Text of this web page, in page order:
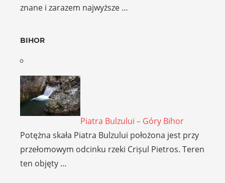
znane i zarazem najwyższe …
BIHOR
Piatra Bulzului – Góry Bihor
Potężna skała Piatra Bulzului położona jest przy
przełomowym odcinku rzeki Crișul Pietros. Teren
ten objęty …